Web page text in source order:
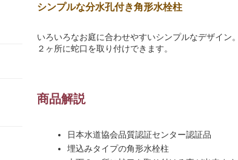
シンプルな分水孔付き角形水栓柱
いろいろなお庭に合わせやすいシンプルなデザイン。
２ヶ所に蛇口を取り付けできます。
商品解説
日本水道協会品質認証センター認証品
埋込みタイプの角形水栓柱